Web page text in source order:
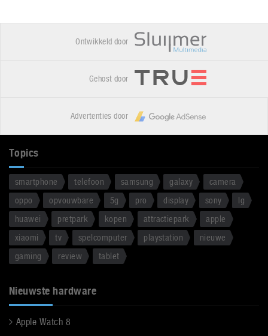
Ontwikkeld door
Gehost door
Advertenties door
Topics
smartphone telefoon samsung galaxy
camera
oppo
opvouwbare 5g pro display sony
lg
huawei
pretpark kopen attractiepark
apple
xiaomi
tv spelcomputer playstation
nieuwe
gaming
review tablet
Nieuwste hardware
Apple Watch 8